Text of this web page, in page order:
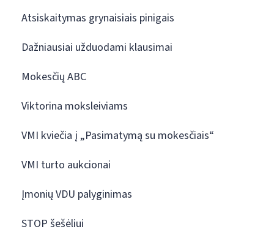
Atsiskaitymas grynaisiais pinigais
Dažniausiai užduodami klausimai
Mokesčių ABC
Viktorina moksleiviams
VMI kviečia į „Pasimatymą su mokesčiais“
VMI turto aukcionai
Įmonių VDU palyginimas
STOP šešėliui